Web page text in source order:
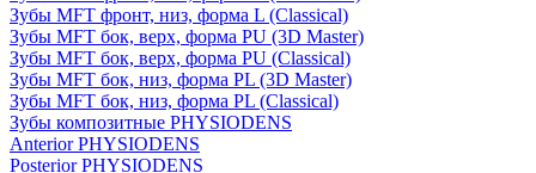
Зубы MFT фронт, низ, форма L (Classical)
Зубы MFT бок, верх, форма PU (3D Master)
Зубы MFT бок, верх, форма PU (Classical)
Зубы MFT бок, низ, форма PL (3D Master)
Зубы MFT бок, низ, форма PL (Classical)
Зубы композитные PHYSIODENS
Anterior PHYSIODENS
Posterior PHYSIODENS